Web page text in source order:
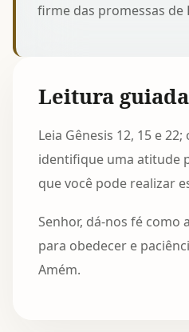
firme das promessas de
Leitura guiada
Leia Gênesis 12, 15 e
identifique uma atitude
que você pode realizar
Senhor, dá-nos fé como
para obedecer e
Amém.